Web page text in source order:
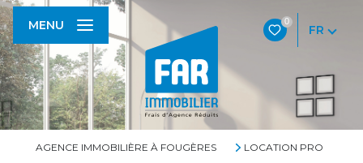
0
FR
MENU
AGENCE IMMOBILIÈRE À FOUGÈRES
LOCATION PRO